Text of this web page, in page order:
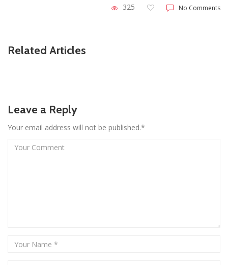
325 No Comments
Related Articles
Leave a Reply
Your email address will not be published.*